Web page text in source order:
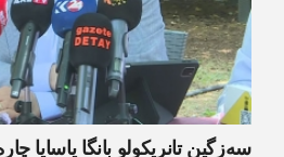
سەزگین تانریکولو بانگا یاسایا